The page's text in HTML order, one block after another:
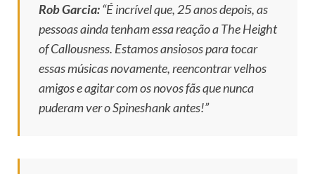
Rob Garcia:“É incrível que, 25 anos depois, as
pessoas ainda tenham essa reação aThe Height
of Callousness. Estamos ansiosos para tocar
essas músicas novamente, reencontrar velhos
amigos e agitar com os novos fãs que nunca
puderam ver o Spineshank antes!”